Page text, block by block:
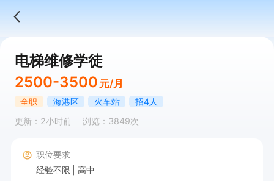
电梯维修学徒
2500-3500 元/月
全职 海港区 火车站
招4人
更新：2小时前
浏览：3849次
职位要求
经验不限
高中